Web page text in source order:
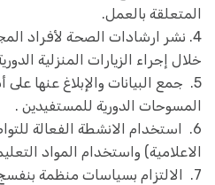
المتعلقة بالعمل.
4. نشر ارشادات الصحة لأفراد
خلال إجراء الزيارات المنزلية
5. جمع البيانات والإبلاغ عنها
المسوحات الدورية للمستفيدين .
6. استخدام الانشطة الفعالة
الاعلامية) واستخدام المواد
7. الالتزام بسياسات منظمة